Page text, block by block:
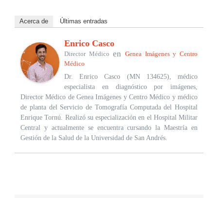
Acerca de Últimas entradas
Enrico Casco
Director Médico enGenea Imágenes y Centro
Médico
Dr. Enrico Casco (MN 134625), médico
especialista en diagnóstico por imágenes,
Director Médico de Genea Imágenes y Centro Médico y médico
de planta del Servicio de Tomografía Computada del Hospital
Enrique Tornú. Realizó su especialización en el Hospital Militar
Central y actualmente se encuentra cursando la Maestría en
Gestión de la Salud de la Universidad de San Andrés.